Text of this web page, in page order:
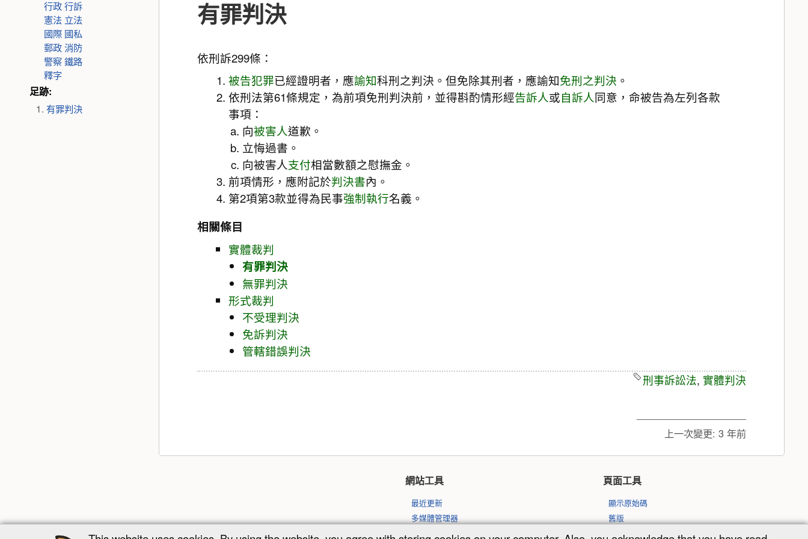
行政行訴
憲法 立法
國際 國私
郵政消防
警察鐵路
釋字
足跡:
有罪判決
有罪判決
依刑訴299條：
被告犯罪已經證明者，應諭知科刑之判決。但免除其刑者，應諭知免刑之判決 。
依刑法第61條規定，為前項免刑判決前，並得斟酌情形經告訴人或自訴人同意，命被告為左列各款
事項：
向被害人道歉。
立悔過書。
向被害人支付相當數額之慰撫金。
前項情形，應附記於判決書內。
第2項第3款並得為民事強制執行名義。
相關條目
實體裁判
有罪判決
無罪判決
形式裁判
不受理判決
免訴判決
管轄錯誤判決
刑事訴訟法, 實體判決
上一次變更: 3 年前
網站工具
最近更新
多媒體管理器
網站地圖
頁面工具
顯示原始碼
舊版
反向連結